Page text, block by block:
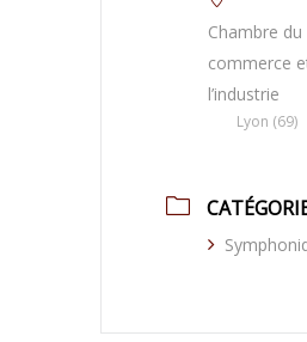
Chambre du
commerce
l’industrie
Lyon (69)